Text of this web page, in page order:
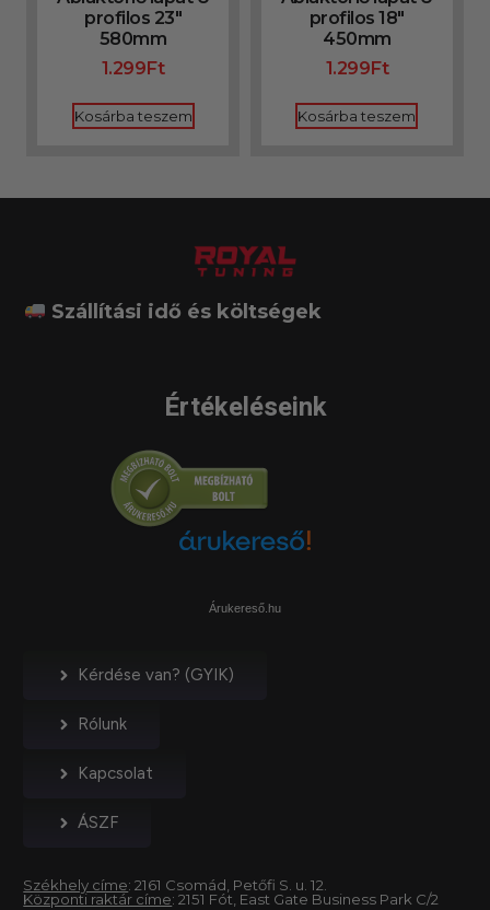
profilos 23″
580mm
1.299Ft
Kosárba teszem
profilos 18″
450mm
1.299Ft
Kosárba teszem
Szállítási idő és költségek
Értékeléseink
Árukereső.hu
Kérdése van? (GYIK)
Rólunk
Kapcsolat
ÁSZF
Székhely címe: 2161 Csomád, Petőfi S. u. 12.
Központi raktár címe: 2151 Fót, East Gate Business Park C/2